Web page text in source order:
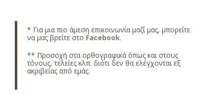
* Για μια πιο άμεση επικοινωνία μαζί μας, μπορείτε
να μας βρείτε στο Facebook.
** Προσοχή στα ορθογραφικά όπως και στους
τόνους, τελείες κλπ. διότι δεν θα ελέγχονται εξ
ακριβείας από εμάς.